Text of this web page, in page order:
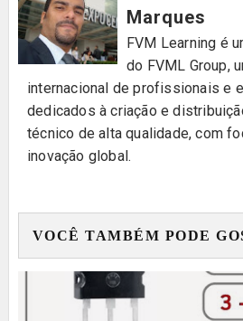
Marques
FVM Learning é
do FVML Group,
internacional de profissionais e
dedicados à criação e
técnico de alta qualidade, com
inovação global.
VOCÊ TAMBÉM PODE